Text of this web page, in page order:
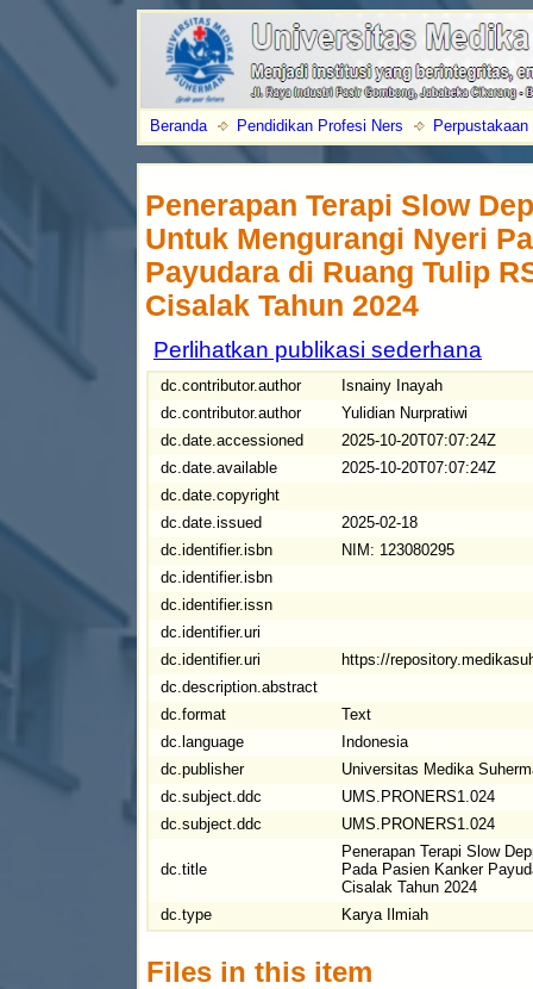
Beranda Pendidikan Profesi Ners Perpustakaan
Penerapan Terapi Slow
Untuk Mengurangi Nyeri
Payudara di Ruang Tulip
Cisalak Tahun 2024
Perlihatkan publikasi sederhana
dc.contributor.author
Isnainy Inayah
dc.contributor.author
Yulidian Nurpratiwi
dc.date.accessioned
2025-10-20T07:07:24Z
dc.date.available
2025-10-20T07:07:24Z
dc.date.copyright
dc.date.issued
2025-02-18
dc.identifier.isbn
NIM: 123080295
dc.identifier.isbn
dc.identifier.issn
dc.identifier.uri
dc.identifier.uri
https://
dc.description.abstract
dc.format
Text
dc.language
Indonesia
dc.publisher
Universitas Medika
dc.subject.ddc
UMS.PRONERS1.024
dc.subject.ddc
UMS.PRONERS1.024
dc.title
Penerapan Terapi Slow
Pada Pasien Kanker
Cisalak Tahun 2024
dc.type
Karya Ilmiah
Files in this item